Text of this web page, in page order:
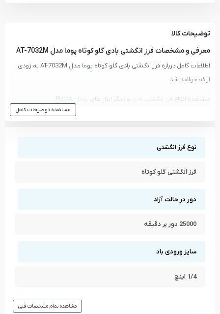
توضیحات کالا
معرفی و مشخصات فرز انگشتی بادی گلو کوتاه پوما مدل AT-7032M
اطلاعات کامل درباره فرز انگشتی بادی گلو کوتاه پوما مدل AT-7032M به زودی
ارائه خواهد شد.
مشاهده انواع فرز انگشتی بادی و دیگر ابزار های پوما - PUMA
مشاهده توضیحات کامل
نوع فرز انگشتی
فرز انگشتی گلو کوتاه
دور در حالت آزاد
25000 دور بر دقیقه
سایز ورودی باد
1/4 اینچ
مشاهده تمام مشخصات فنی